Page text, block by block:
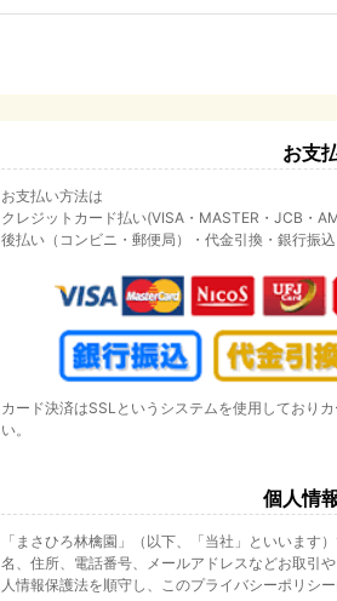
お支
お支払い方法は
クレジットカード払い(VISA・MASTER・JCB・
後払い（コンビニ・郵便局）・代金引換・銀行振
カード決済はSSLというシステムを使用しており
い。
個人情
「まさひろ林檎園」（以下、「当社」といいます
名、住所、電話番号、メールアドレスなどお取引
人情報保護法を順守し、このプライバシーポリシ